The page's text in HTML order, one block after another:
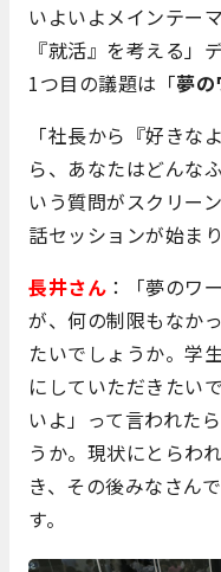
いよいよメインテー
『就活』を考える」
1つ目の議題は「夢
「社長から『好きな
ら、あなたはどんな
いう質問がスクリー
話セッションが始ま
長井さん ：「夢のワ
が、何の制限もなか
たいでしょうか。学
にしていただきたい
いよ」って言われた
うか。現状にとらわ
き、その後みなさん
す。